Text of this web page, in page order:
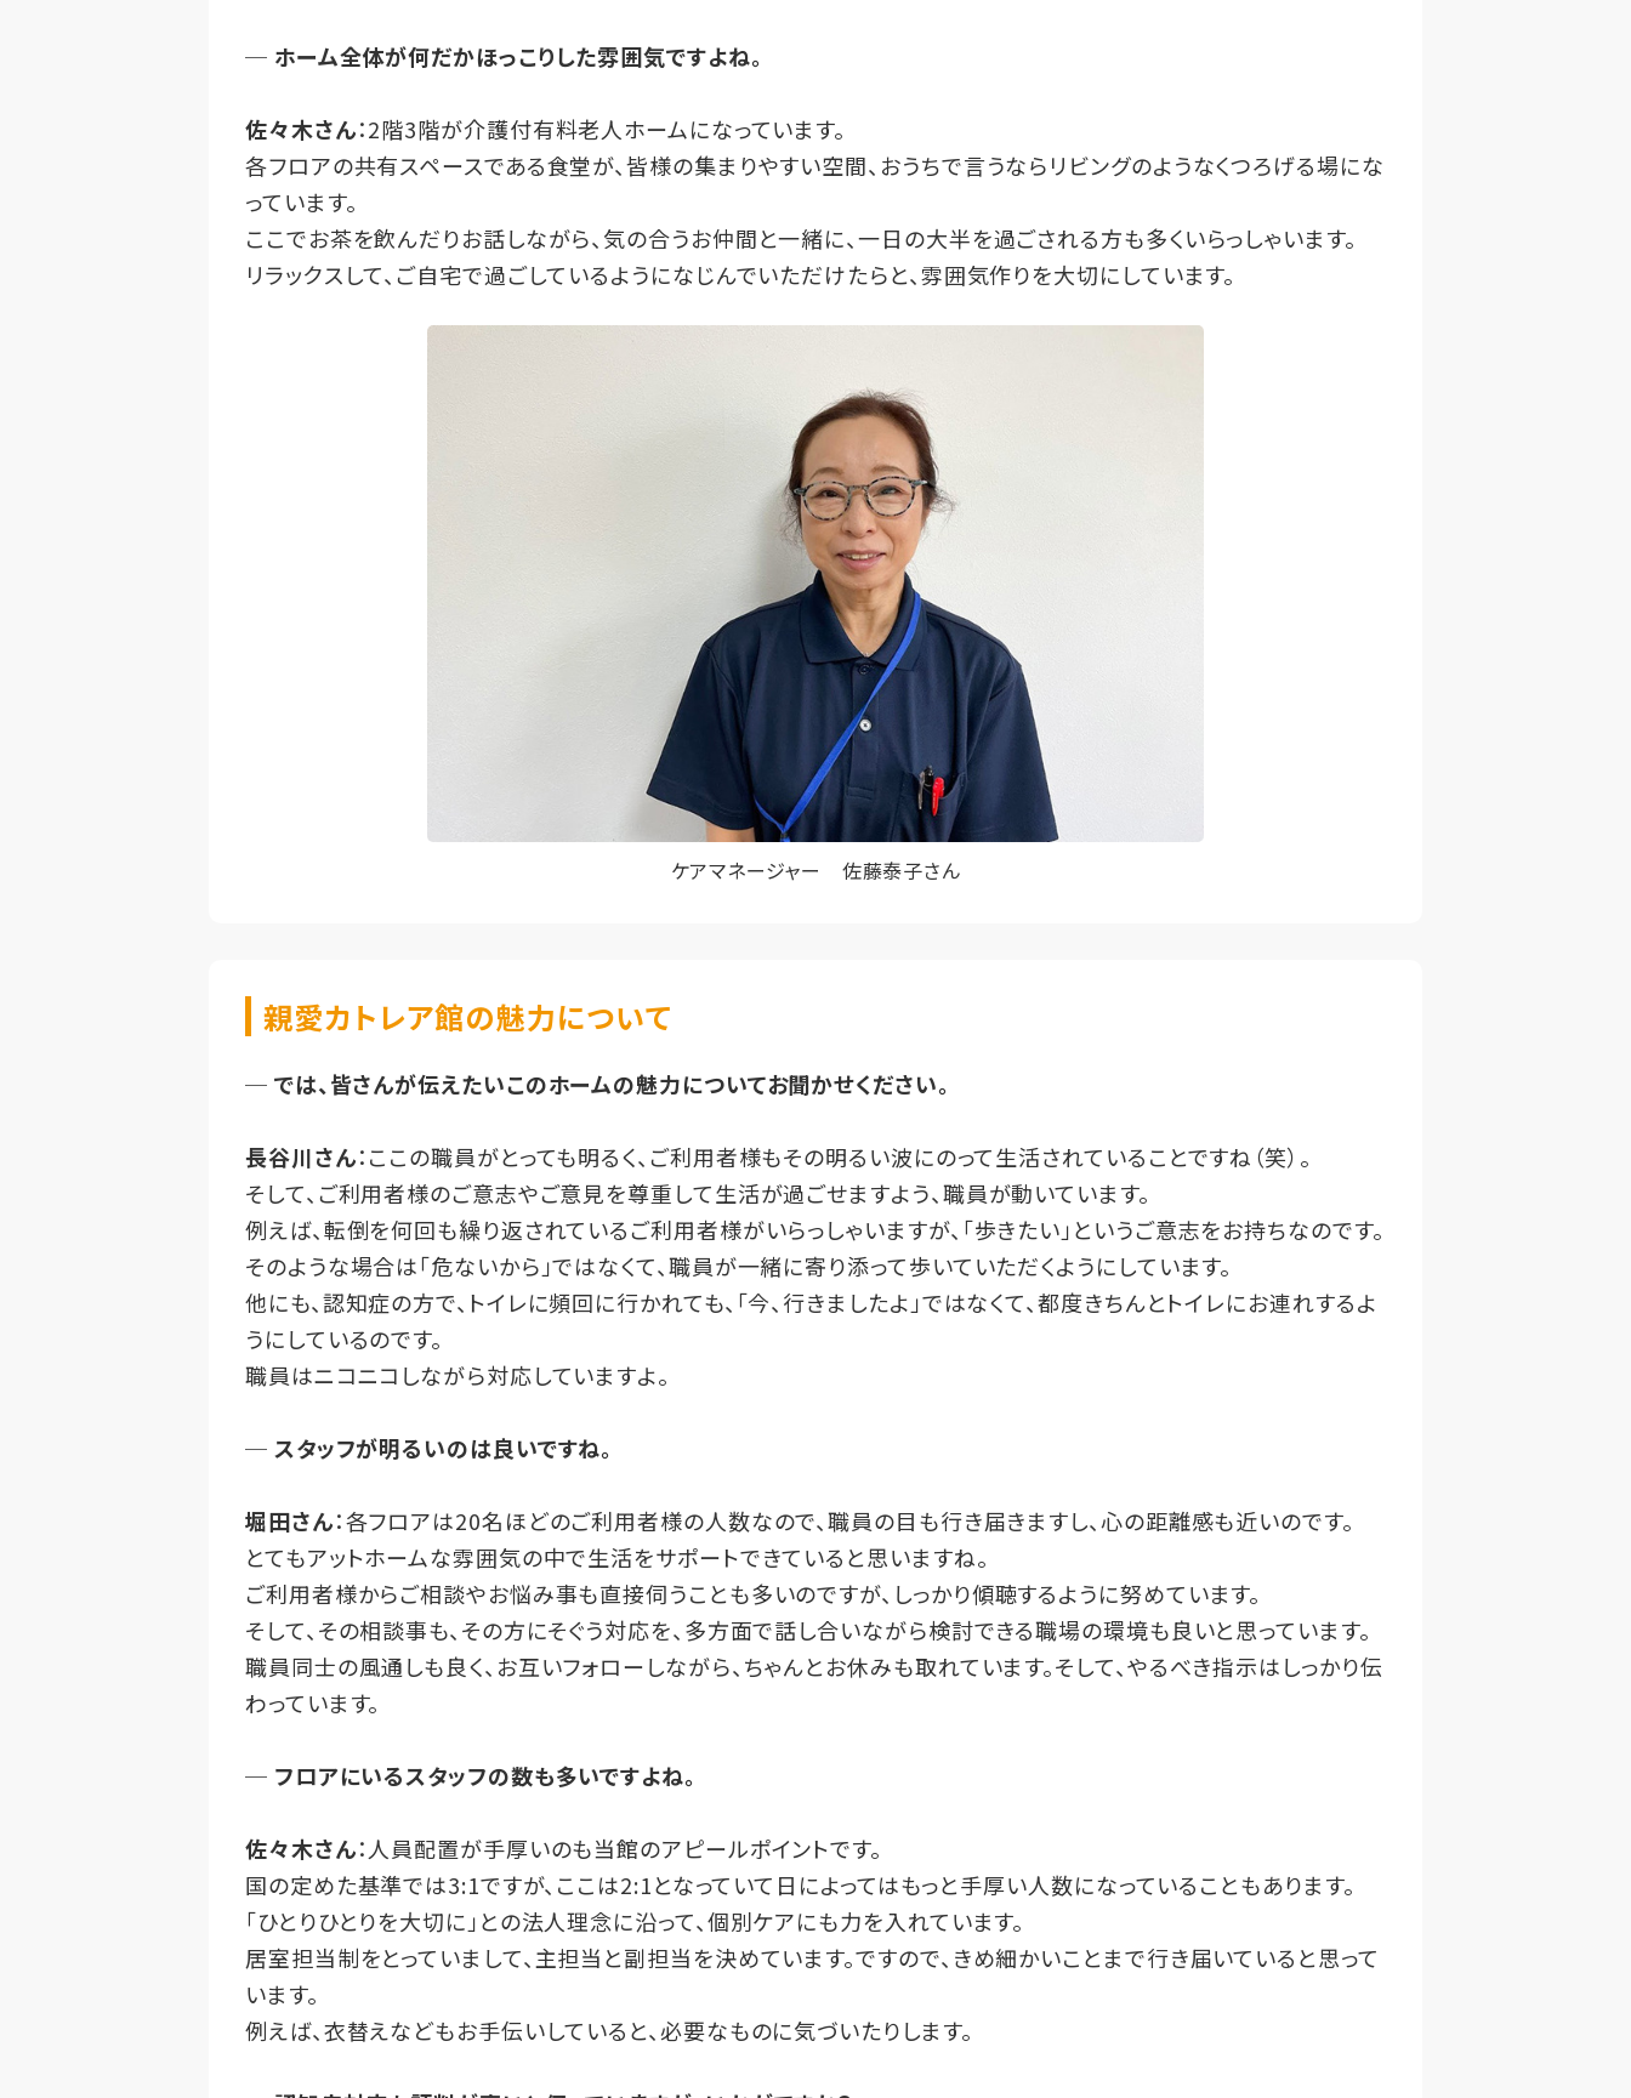
─ ホーム全体が何だかほっこりした雰囲気ですよね。
佐々木さん：2階3階が介護付有料老人ホームになっています。
各フロアの共有スペースである食堂が、皆様の集まりやすい空間、おうちで言うならリビングのようなくつろげる場にな
っています。
ここでお茶を飲んだりお話しながら、気の合うお仲間と一緒に、一日の大半を過ごされる方も多くいらっしゃいます。
リラックスして、ご自宅で過ごしているようになじんでいただけたらと、雰囲気作りを大切にしています。
ケアマネージャー 佐藤泰子さん
親愛カトレア館の魅力について
─ では、皆さんが伝えたいこのホームの魅力についてお聞かせください。
長谷川さん：ここの職員がとっても明るく、ご利用者様もその明るい波にのって生活されていることですね（笑）。
そして、ご利用者様のご意志やご意見を尊重して生活が過ごせますよう、職員が動いています。
例えば、転倒を何回も繰り返されているご利用者様がいらっしゃいますが、「歩きたい」というご意志をお持ちなのです。
そのような場合は「危ないから」ではなくて、職員が一緒に寄り添って歩いていただくようにしています。
他にも、認知症の方で、トイレに頻回に行かれても、「今、行きましたよ」ではなくて、都度きちんとトイレにお連れするよ
うにしているのです。
職員はニコニコしながら対応していますよ。
─ スタッフが明るいのは良いですね。
堀田さん：各フロアは20名ほどのご利用者様の人数なので、職員の目も行き届きますし、心の距離感も近いのです。
とてもアットホームな雰囲気の中で生活をサポートできていると思いますね。
ご利用者様からご相談やお悩み事も直接伺うことも多いのですが、しっかり傾聴するように努めています。
そして、その相談事も、その方にそぐう対応を、多方面で話し合いながら検討できる職場の環境も良いと思っています。
職員同士の風通しも良く、お互いフォローしながら、ちゃんとお休みも取れています。そして、やるべき指示はしっかり伝
わっています。
─ フロアにいるスタッフの数も多いですよね。
佐々木さん：人員配置が手厚いのも当館のアピールポイントです。
国の定めた基準では3:1ですが、ここは2:1となっていて日によってはもっと手厚い人数になっていることもあります。
「ひとりひとりを大切に」との法人理念に沿って、個別ケアにも力を入れています。
居室担当制をとっていまして、主担当と副担当を決めています。ですので、きめ細かいことまで行き届いていると思って
います。
例えば、衣替えなどもお手伝いしていると、必要なものに気づいたりします。